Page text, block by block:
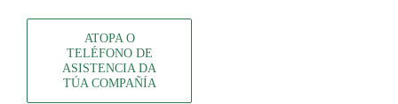
ATOPA O
TELÉFONO DE
ASISTENCIA DA
TÚA COMPAÑÍA